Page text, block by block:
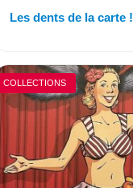
Les dents de la carte !
COLLECTIONS